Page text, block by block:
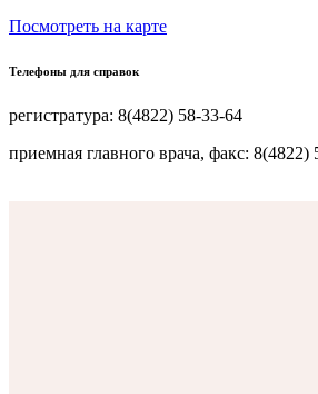
Посмотреть на карте
Телефоны для справок
регистратура: 8(4822) 58-33-64
приемная главного врача, факс: 8(4822)